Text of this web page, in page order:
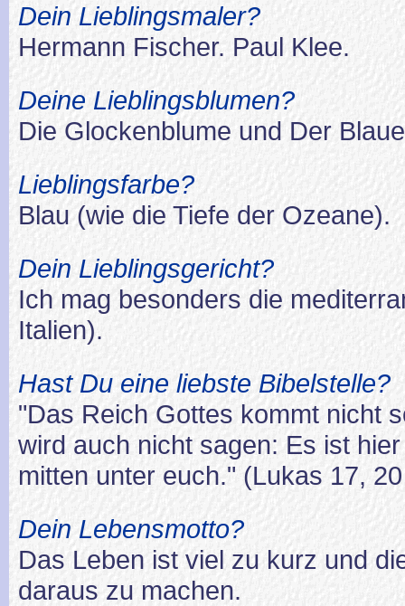
Dein Lieblingsmaler?
Hermann Fischer. Paul Klee.
Deine Lieblingsblumen?
Die Glockenblume und Der
Lieblingsfarbe?
Blau (wie die Tiefe der Ozeane).
Dein Lieblingsgericht?
Ich mag besonders die
Italien).
Hast Du eine liebste Bibelstelle?
"Das Reich Gottes kommt nicht
wird auch nicht sagen: Es ist
mitten unter euch." (Lukas 17,
Dein Lebensmotto?
Das Leben ist viel zu kurz und
daraus zu machen.